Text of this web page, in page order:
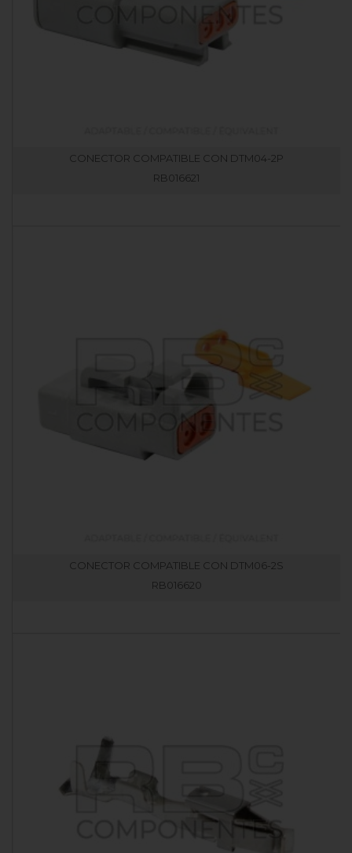
CONECTOR COMPATIBLE CON DTM04-2P
RB016621
CONECTOR COMPATIBLE CON DTM06-2S
RB016620